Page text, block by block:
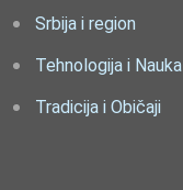
Srbija i region
Tehnologija i Nauka
Tradicija i Običaji